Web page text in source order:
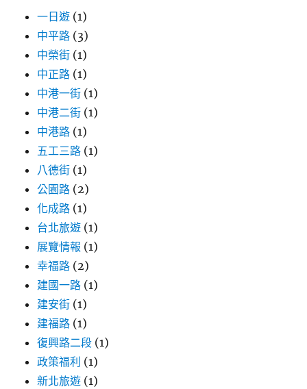
一日遊 (1)
中平路 (3)
中榮街 (1)
中正路 (1)
中港一街 (1)
中港二街 (1)
中港路 (1)
五工三路 (1)
八德街 (1)
公園路 (2)
化成路 (1)
台北旅遊 (1)
展覽情報 (1)
幸福路 (2)
建國一路 (1)
建安街 (1)
建福路 (1)
復興路二段 (1)
政策福利 (1)
新北旅遊 (1)